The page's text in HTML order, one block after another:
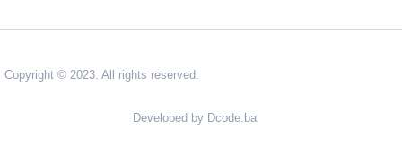
Copyright © 2023. All rights reserved.
Developed by Dcode.ba